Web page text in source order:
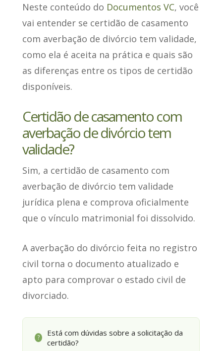
Neste conteúdo do Documentos VC, você
vai entender se certidão de casamento
com averbação de divórcio tem validade,
como ela é aceita na prática e quais são
as diferenças entre os tipos de certidão
disponíveis.
Certidão de casamento com
averbação de divórcio tem
validade?
Sim, a certidão de casamento com
averbação de divórcio tem validade
jurídica plena e comprova oficialmente
que o vínculo matrimonial foi dissolvido.
A averbação do divórcio feita no registro
civil torna o documento atualizado e
apto para comprovar o estado civil de
divorciado.
?
Está com dúvidas sobre a solicitação da
certidão?